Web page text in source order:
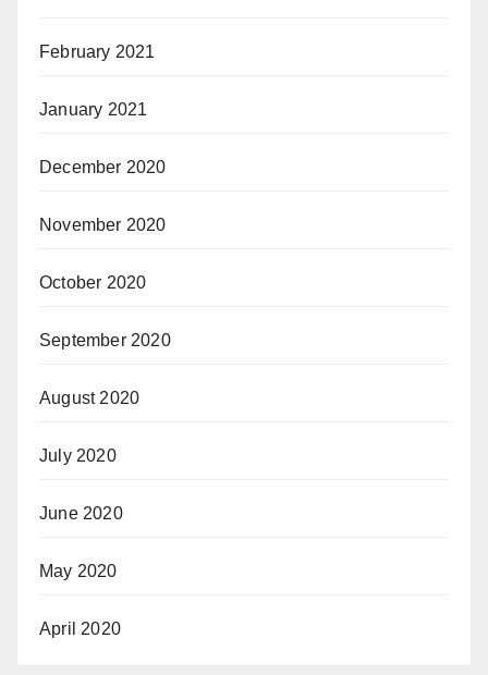
February 2021
January 2021
December 2020
November 2020
October 2020
September 2020
August 2020
July 2020
June 2020
May 2020
April 2020